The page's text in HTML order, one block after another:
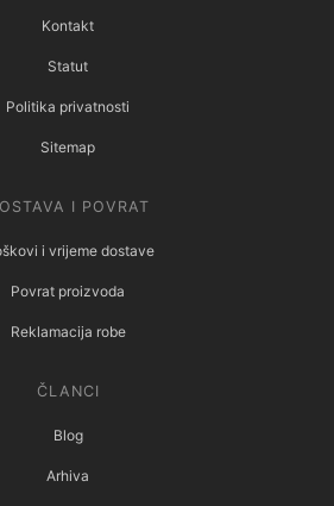
Kontakt
Statut
Politika privatnosti
Sitemap
I POVRAT
i vrijeme dostave
Povrat proizvoda
Reklamacija robe
ČLANCI
Blog
Arhiva